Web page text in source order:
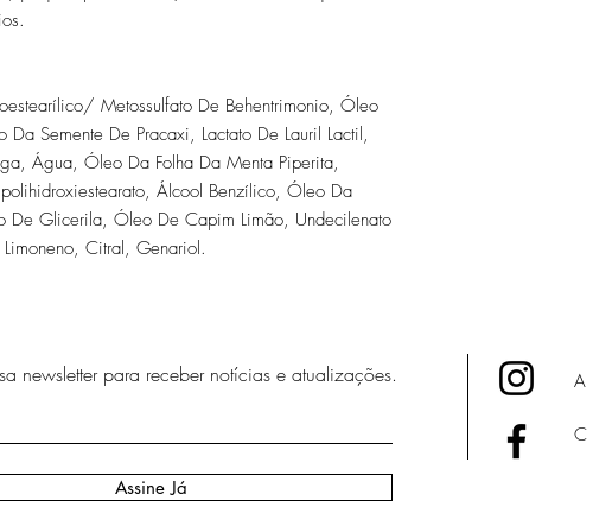
Metossulfato De Behentrimonio, Óleo
Semente De Pracaxi, Lactato De Lauril Lactil,
Água, Óleo Da Folha Da Menta Piperita,
Álcool Benzílico, Óleo Da
De Glicerila, Óleo De Capim Limão, Undecilenato
Citral, Genariol.
newsletter para receber notícias e atualizações.
Assine Já